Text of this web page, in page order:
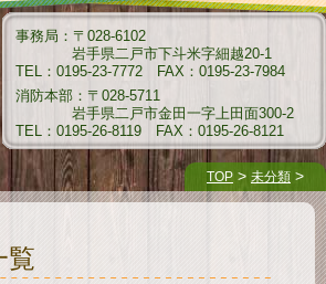
事務局：〒028-6102
岩手県二戸市下斗米字細越20-1
TEL：0195-23-7772 FAX：0195-23-7984
消防本部：〒028-5711
岩手県二戸市金田一字上田面300-2
TEL：0195-26-8119 FAX：0195-26-8121
TOP > 未分類 >
報
覧